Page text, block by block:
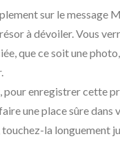
sur le message
à dévoiler. Vous
que ce soit une
pour enregistrer cette
une place sûre dans
la longuement